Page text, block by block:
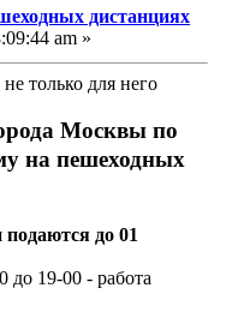
дистанциях
am »
только для него
Москвы по
на пешеходных
подаются до 01
до 19-00 - работа